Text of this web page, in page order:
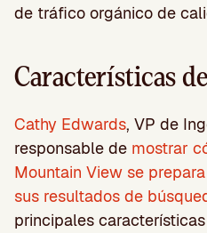
de tráfico orgánico de
Características
Cathy Edwards, VP de
responsable de mostrar
Mountain View se
sus resultados de
principales